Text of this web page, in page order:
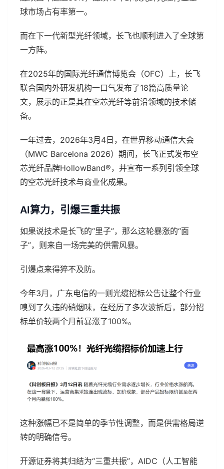
球市场占有率第一。
而在下一代新型光纤领域，长飞也顺利进入了全球第
一方阵。
在2025年的国际光纤通信博览会（OFC）上，长飞
联合国内外研发机构一口气发布了18篇高质量论
文，展示的正是其在空芯光纤等前沿领域的技术储
备。
一年过去，2026年3月4日，在世界移动通信大会
（MWC Barcelona 2026）期间，长飞正式发布空
芯光纤品牌HollowBand®，并宣布一系列引领全球
的空芯光纤技术与商业化成果。
AI算力，引爆三重共振
如果说技术是长飞的“里子”，那么这轮暴涨的“面
子”，则来自一场完美的供需风暴。
引爆点来得猝不及防。
今年3月，广东电信的一则光缆招标公告让整个行业
嗅到了久违的硝烟味，在经历了多次波折后，部分招
标单价较两个月前暴涨了100%。
这种涨幅已不是简单的季节性调整，而是供需格局逆
转的明确信号。
开源证券将其归结为“三重共振”，AIDC（人工智能